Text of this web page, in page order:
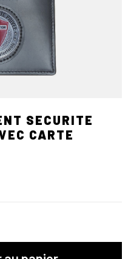
SECURITE
CARTE